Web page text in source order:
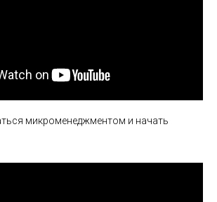
микроменеджментом и начать